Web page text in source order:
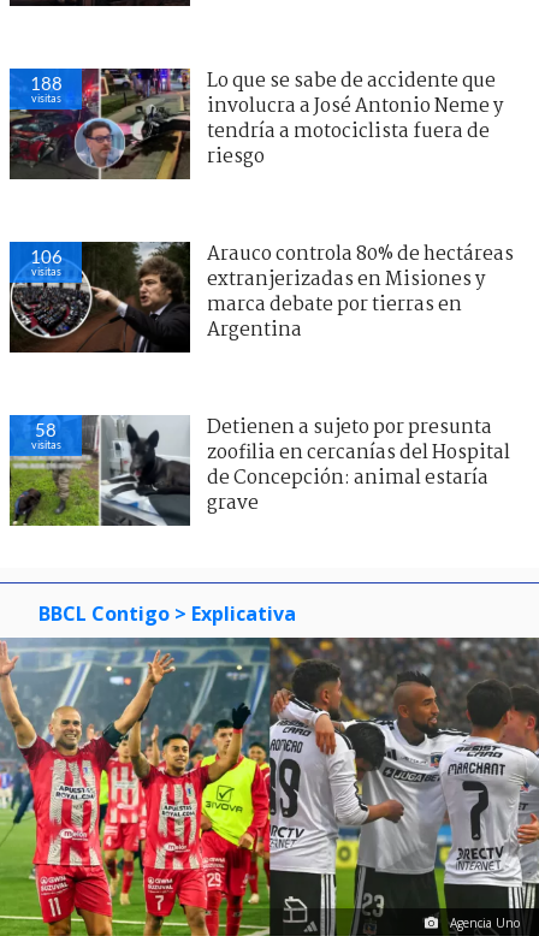
188
visitas
Lo que se sabe de accidente que
involucra a José Antonio Neme y
tendría a motociclista fuera de
riesgo
106
visitas
Arauco controla 80% de hectáreas
extranjerizadas en Misiones y
marca debate por tierras en
Argentina
58
visitas
Detienen a sujeto por presunta
zoofilia en cercanías del Hospital
de Concepción: animal estaría
grave
BBCL Contigo > Explicativa
Agencia Uno